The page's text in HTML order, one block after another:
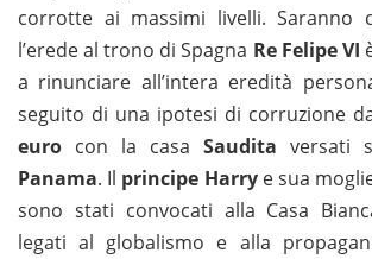
corrotte ai massimi livelli. Saranno
l’erede al trono di Spagna Re Felipe VI
a rinunciare all’intera eredità
seguito di una ipotesi di corruzione
euro con la casa Saudita versati
Panama. Il principe Harrye sua
sono stati convocati alla Casa
legati al globalismo e alla